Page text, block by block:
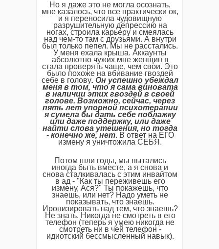
Но я даже это не могла осознать,
мне казалось, что все практически ок,
и я переносила чудовищную
разрушительную депрессию на
ногах, строила карьеру и смеялась
над чем-то там с друзьями. А внутри
был только пепел. Мы не расстались.
У меня ехала крыша. Аккаунты
абсолютно чужих мне женщин я
стала проверять чаще, чем свои. Это
было похоже на вбивание гвоздей
себе в голову. Он успешно убеждал
меня в том, что я сама виновата
в наличии этих гвоздей в своей
голове. Возможно, сейчас, через
пять лет упорной психотерапии
я сумела бы дать себе поблажку
или даже поддержку, или даже
найти слова утешения, но тогда
- конечно же, нет. В ответ на ЕГО
измену я уничтожила СЕБЯ.
Потом шли годы, мы пытались
иногда быть вместе, а я снова и
снова сталкивалась с этим инвайтом
в ад - "Как ты переживешь его
измену, Ася?" Ты покажешь, что
знаешь, или нет? Надо уметь не
показывать, что знаешь.
Иронизировать над тем, что знаешь?
Не знать. Никогда не смотреть в его
телефон (теперь я умею никогда не
смотреть ни в чей телефон -
идиотский бессмысленный навык).